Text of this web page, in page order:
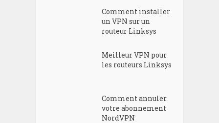
Comment installer
un VPN sur un
routeur Linksys
Meilleur VPN pour
les routeurs Linksys
Comment annuler
votre abonnement
NordVPN